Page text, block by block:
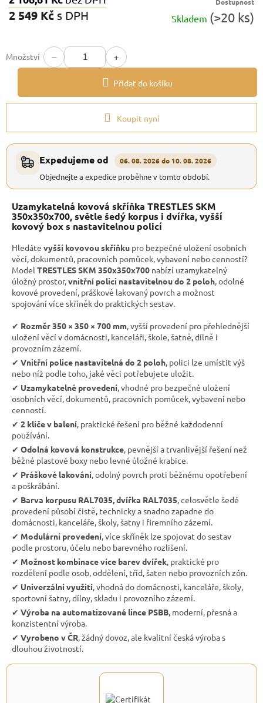
2 549 Kč s DPH Skladem (>20 ks)
Množství − +
Přidat do košíku
Koupit nyní
Expedujeme od 06. 08. 2026 do 10. 08. 2026
Objednejte a expedice proběhne v tomto období.
Uzamykatelná kovová skříňka TRESTLES SKM
350x350x700, světle šedý korpus i dvířka, vyšší
kovový box s nastavitelnou policí
Hledáte vyšší kovovou skříňku pro bezpečné uložení osobních
věcí, dokumentů, pracovních pomůcek, vybavení nebo cenností?
Model TRESTLES SKM 350x350x700 nabízí uzamykatelný
úložný prostor,vnitřní polici nastavitelnou do 2 poloh, odolné
kovové provedení, práškově lakovaný povrch a možnost
spojování více skříněk do praktických sestav.
✔︎ Rozměr 350 × 350 × 700 mm, vyšší provedení pro přehlednější
uložení věcí v domácnosti, kanceláři, škole, šatně, dílně i
provozním zázemí.
✔︎ Vnitřní police nastavitelná do 2 poloh, polici lze umístit výš
nebo níž podle toho, jaké věci potřebujete uložit.
✔︎ Uzamykatelné provedení, vhodné pro bezpečné uložení
osobních věcí, dokumentů, pracovních pomůcek, vybavení nebo
cenností.
✔︎ 2 klíče v balení, praktické řešení pro běžné každodenní
používání.
✔︎ Odolná kovová konstrukce, pevnější a trvanlivější řešení než
běžné plastové boxy nebo levné úložné krabice.
✔︎ Práškové lakování, odolný povrch proti běžnému opotřebení
a poškrábání.
✔︎ Barva korpusu RAL7035, dvířka RAL7035, celosvětle šedé
provedení působí čistě, technicky a snadno zapadne do
domácnosti, kanceláře, školy, šatny i firemního zázemí.
✔︎ Modulární provedení, více skříněk lze spojovat do sestav
podle prostoru, účelu nebo barevného rozlišení.
✔︎ Možnost kombinace více barev dvířek, praktické pro
rozdělení podle osob, oddělení, tříd, šaten nebo provozních zón.
✔︎ Univerzální využití, vhodná do domácnosti, kanceláře, školy,
sportovní šatny, dílny, skladu i provozního zázemí.
✔︎ Výroba na automatizované lince PSBB, moderní, přesná a
konzistentní výroba.
✔︎ Vyrobeno v ČR, žádný dovoz, ale kvalitní česká výroba s
dlouhou životností.